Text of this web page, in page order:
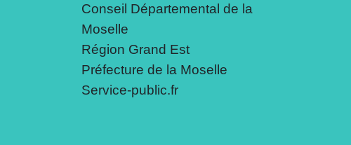
Conseil Départemental de la
Moselle
Région Grand Est
Préfecture de la Moselle
Service-public.fr